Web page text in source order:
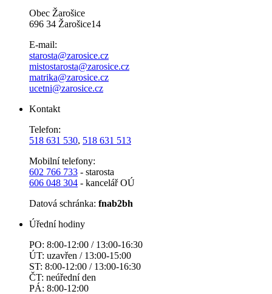
Obec Žarošice
696 34 Žarošice14
E-mail:
starosta@zarosice.cz
mistostarosta@zarosice.cz
matrika@zarosice.cz
ucetni@zarosice.cz
Kontakt
Telefon:
518 631 530, 518 631 513
Mobilní telefony:
602 766 733 - starosta
606 048 304 - kancelář OÚ
Datová schránka: fnab2bh
Úřední hodiny
PO: 8:00-12:00 / 13:00-16:30
ÚT: uzavřen / 13:00-15:00
ST: 8:00-12:00 / 13:00-16:30
ČT: neúřední den
PÁ: 8:00-12:00